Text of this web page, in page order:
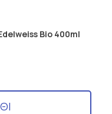
Bio 400ml